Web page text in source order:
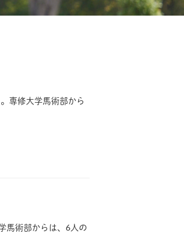
専修大学馬術部から
馬術部からは、6人の